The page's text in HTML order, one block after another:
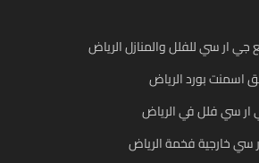
ار سي للفلل والمنازل الرياض
اسمنت بورد الرياض
سي فلل في الرياض
خارجية فخمة الرياض